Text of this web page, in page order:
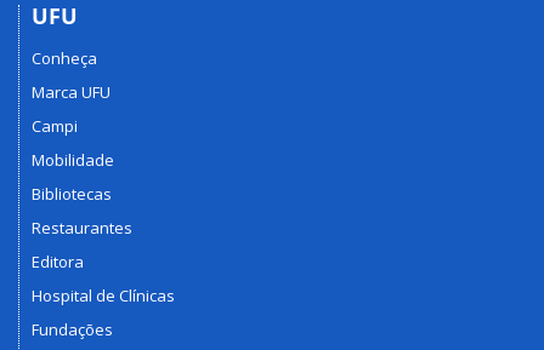
UFU
Conheça
Marca UFU
Campi
Mobilidade
Bibliotecas
Restaurantes
Editora
Hospital de Clínicas
Fundações